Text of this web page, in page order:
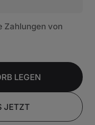
Zahlungen von
LEGEN
JETZT